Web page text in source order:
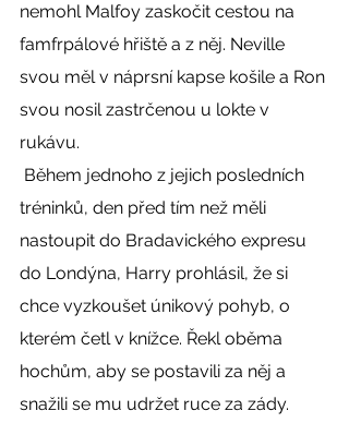
nemohl Malfoy zaskočit cestou na
famfrpálové hřiště a z něj. Neville
svou měl v náprsní kapse košile a Ron
svou nosil zastrčenou u lokte v
rukávu.
tréninků, den před tím než měli
nastoupit do Bradavického expresu
do Londýna, Harry prohlásil, že si
chce vyzkoušet únikový pohyb, o
kterém četl v knížce. Řekl oběma
hochům, aby se postavili za něj a
snažili se mu udržet ruce za zády.